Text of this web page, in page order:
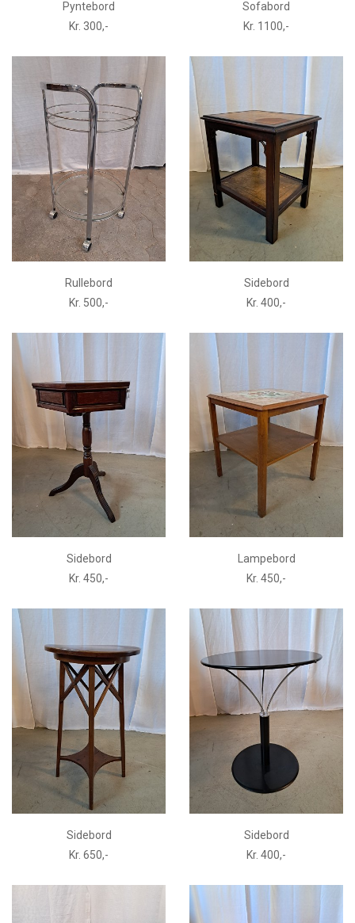
Pyntebord
Kr. 300,-
Sofabord
Kr. 1100,-
Rullebord
Kr. 500,-
Sidebord
Kr. 400,-
Sidebord
Kr. 450,-
Lampebord
Kr. 450,-
Sidebord
Kr. 650,-
Sidebord
Kr. 400,-